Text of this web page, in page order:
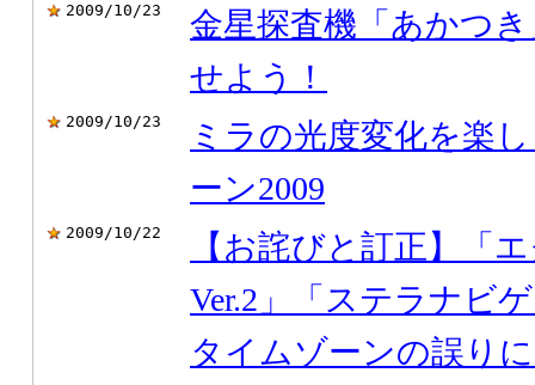
2009/10/23
金星探査機「あかつ
せよう！
2009/10/23
ミラの光度変化を楽
ーン2009
2009/10/22
【お詫びと訂正】「
Ver.2」「ステラナビ
タイムゾーンの誤り